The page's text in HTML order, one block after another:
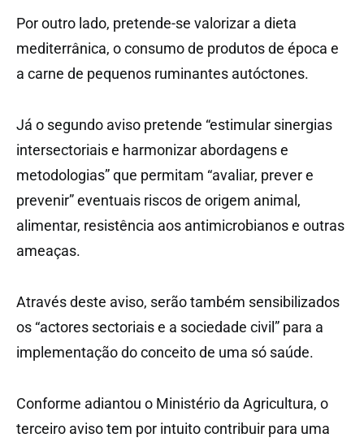
Por outro lado, pretende-se valorizar a dieta
mediterrânica, o consumo de produtos de época e
a carne de pequenos ruminantes autóctones.
Já o segundo aviso pretende “estimular sinergias
intersectoriais e harmonizar abordagens e
metodologias” que permitam “avaliar, prever e
prevenir” eventuais riscos de origem animal,
alimentar, resistência aos antimicrobianos e outras
ameaças.
Através deste aviso, serão também sensibilizados
os “actores sectoriais e a sociedade civil” para a
implementação do conceito de uma só saúde.
Conforme adiantou o Ministério da Agricultura, o
terceiro aviso tem por intuito contribuir para uma